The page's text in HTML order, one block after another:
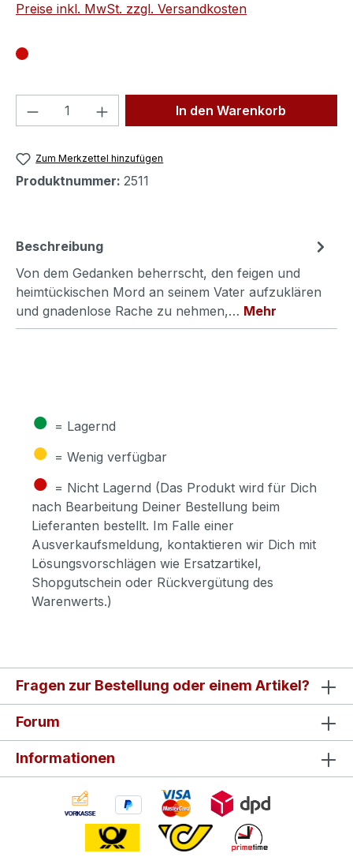
Preise inkl. MwSt. zzgl. Versandkosten
Produkt Anzahl: Gib denIn den Warenkorb
Zum Merkzettel hinzufügen
Produktnummer: 2511
Beschreibung
Von dem Gedanken beherrscht, den feigen und
heimtückischen Mord an seinem Vater aufzuklären
und gnadenlose Rache zu nehmen,… Mehr
● = Lagernd
● = Wenig verfügbar
● = Nicht Lagernd (Das Produkt wird für Dich
nach Bearbeitung Deiner Bestellung beim
Lieferanten bestellt. Im Falle einer
Ausverkaufsmeldung, kontaktieren wir Dich mit
Lösungsvorschlägen wie Ersatzartikel,
Shopgutschein oder Rückvergütung des
Warenwerts.)
Fragen zur Bestellung oder einem Artikel?
Forum
Informationen